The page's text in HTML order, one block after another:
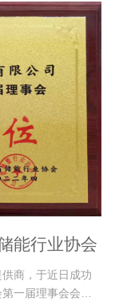
能行业协会
商，于近日成功
一届理事会会员